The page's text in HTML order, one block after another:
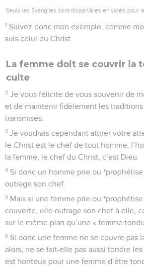
Seuls les Évangiles sont disponibles en vidéo pour
1 Suivez donc mon exemple, comme
suis celui du Christ.
La femme doit se couvrir la
culte
2 Je vous félicite de vous souvenir de
et de maintenir fidèlement les
transmises.
3 Je voudrais cependant attirer votre
le Christ est le chef de tout homme,
la femme, le chef du Christ, c’est Dieu.
4 Si donc un homme prie ou
outrage son chef.
5 Mais si une femme prie ou
couverte, elle outrage son chef à elle,
sur le même plan qu’une « femme
6 Si donc une femme ne se couvre pas
alors, ne se fait-elle pas aussi tondre les
est honteux pour une femme d’être